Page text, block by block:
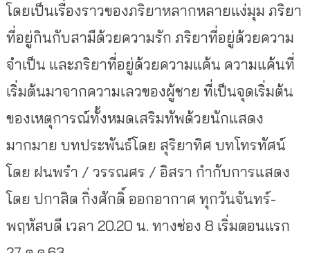
โดยเป็นเรื่องราวของภริยาหลากหลายแง่มุม ภริยา
ที่อยู่กินกับสามีด้วยความรัก ภริยาที่อยู่ด้วยความ
จำเป็น และภริยาที่อยู่ด้วยความแค้น ความแค้นที่
เริ่มต้นมาจากความเลวของผู้ชาย ที่เป็นจุดเริ่มต้น
ของเหตุการณ์ทั้งหมดเสริมทัพด้วยนักแสดง
มากมาย บทประพันธ์โดย สุริยาทิศ บทโทรทัศน์
โดย ฝนพรำ / วรรณศร / อิสรา กำกับการแสดง
โดย ปกาสิต กิ่งศักดิ์ ออกอากาศ ทุกวันจันทร์-
พฤหัสบดี เวลา 20.20 น. ทางช่อง 8 เริ่มตอนแรก